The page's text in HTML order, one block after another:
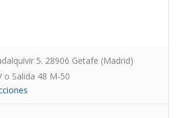
5. 28906 Getafe (Madrid)
o Salida 48 M-50